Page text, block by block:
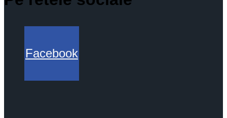
Facebook